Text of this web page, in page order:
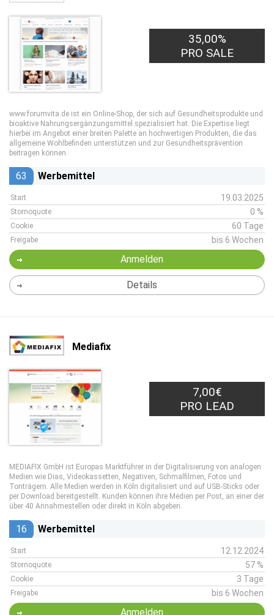
35,00%
PRO SALE
www.forumvita.de ist ein Online-Shop, der sich auf Gesundheitsprodukte und
bioaktive Nahrungsergänzungsmittel spezialisiert hat. Die Expertise liegt
hierbei im Angebot einer breiten Palette an hochwertigen Produkten, die das
allgemeine Wohlbefinden unterstützen und zur Gesundheitsprävention
beitragen können.
63 Werbemittel
Start 19.03.2025
Stornoquote 0 %
Cookie 60 Tage
Freigabe bis 6 Wochen
Anmelden
Details
Mediafix
7,00€
PRO LEAD
MEDIAFIX GmbH ist Europas Marktführer in der Digitalisierung von analogen
Medien wie Dias, Videokassetten, Negativen, Schmalfilmen, Fotos und
Tonträgern. Alle Medien werden in Köln digitalisiert und auf USB-Sticks oder
per Download bereitgestellt. Kunden können ihre Medien per Post, an einer der
über 40 Annahmestellen oder direkt in Köln abgeben.
16 Werbemittel
Start 12.12.2024
Stornoquote 57 %
Cookie 3 Tage
Freigabe bis 6 Wochen
Anmelden